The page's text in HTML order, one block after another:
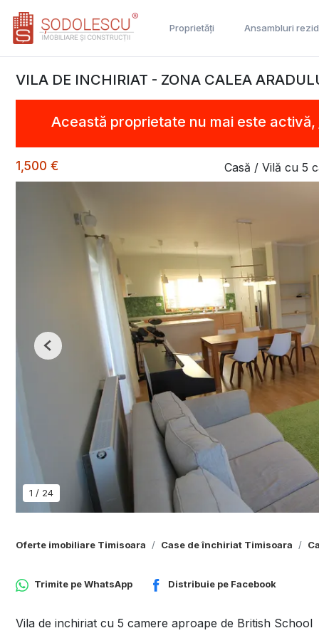
Proprietăți Ansambluri
VILA DE INCHIRIAT - ZONA CALEA
Această proprietate nu mai este activă,
1,500 € Casă / Vilă cu 5
1 / 24
Previous
Oferte imobiliare Timisoara Case de închiriat Timisoara
Trimite peWhatsApp Distribuie pe Facebook
Vila de inchiriat cu 5 camere aproape de British School